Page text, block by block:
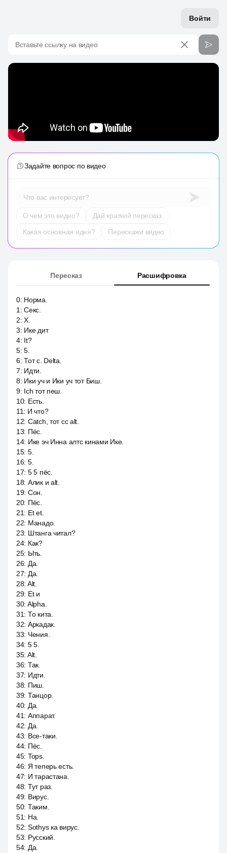
Войти
Вставьте ссылку на видео
Задайте вопрос по видео
Что вас интересует?
О чем это видео?
Дай краткий пересказ
Какая основная идея?
Перескажи видео
Пересказ Расшифровка
0: Норма.
1 :Секс.
2:X.
3: Ике дит
4: It?
5:5.
6:Тот c. Delta.
7: Идти.
8: Ики уч и Ики уч тот Биш.
9: Ich тот пеш.
10: Есть.
11: И что?
12: Catch, тот cc alt.
13: Пёс.
14: Ике эч Инна алтс кинами Ике.
15: 5.
16: 5.
17: 5 5 пёс.
18: Алик и alt.
19: Сон.
20: Пёс.
21: Et et.
22: Манадо.
23: Штанга читал?
24: Как?
25: Ыть.
26: Да.
27: Да.
28: Alt.
29: Et и
30: Alpha.
31: То кита.
32: Аркадак.
33: Чения.
34: 5 5.
35: Alt.
36: Так.
37: Идти.
38: Пиш.
39: Танцор.
40: Да.
41: Аппарат.
42: Да.
43: Все-таки.
44: Пёс.
45: Tops.
46: Я теперь есть.
47: И тарастана.
48: Тут раз.
49: Вирус.
50: Таким.
51: На.
52: Sothys ка вирус.
53: Русский.
54: Да.